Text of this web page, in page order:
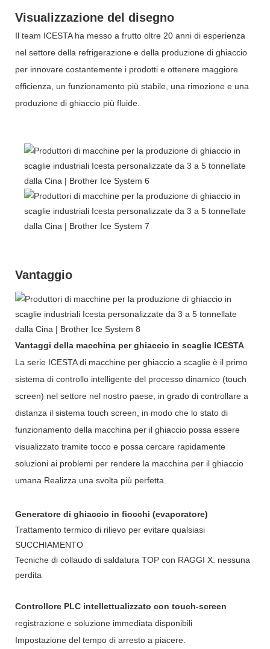
Visualizzazione del disegno
Il team ICESTA ha messo a frutto oltre 20 anni di esperienza
nel settore della refrigerazione e della produzione di ghiaccio
per innovare costantemente i prodotti e ottenere maggiore
efficienza, un funzionamento più stabile, una rimozione e una
produzione di ghiaccio più fluide.
Vantaggio
Vantaggi della macchina per ghiaccio in scaglie ICESTA
La serie ICESTA di macchine per ghiaccio a scaglie è il primo
sistema di controllo intelligente del processo dinamico (touch
screen) nel settore nel nostro paese, in grado di controllare a
distanza il sistema touch screen, in modo che lo stato di
funzionamento della macchina per il ghiaccio possa essere
visualizzato tramite tocco e possa cercare rapidamente
soluzioni ai problemi per rendere la macchina per il ghiaccio
umana Realizza una svolta più perfetta.
Generatore di ghiaccio in fiocchi (evaporatore)
Trattamento termico di rilievo per evitare qualsiasi
SUCCHIAMENTO
Tecniche di collaudo di saldatura TOP con RAGGI X: nessuna
perdita
Controllore PLC intellettualizzato con touch-screen
registrazione e soluzione immediata disponibili
Impostazione del tempo di arresto a piacere.